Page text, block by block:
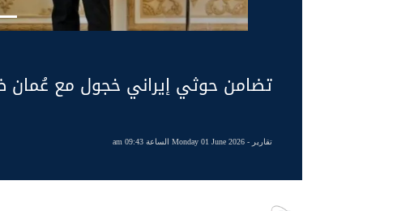
تضامن حوثي إيراني خجول مع عُمان
تقارير - Monday 01 June 2026 الساعة 09:43 am